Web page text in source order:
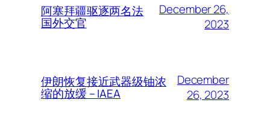
阿塞拜疆驱逐两名法
国外交官
December 26,
2023
伊朗恢复接近武器级铀浓
缩的放缓 – IAEA
December
26, 2023